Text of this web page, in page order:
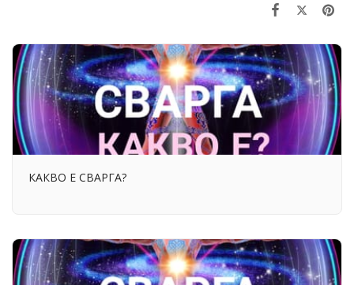
КАКВО Е СВАРГА?